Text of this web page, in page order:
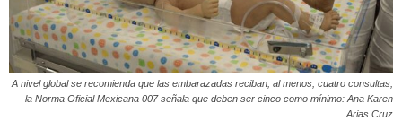
A nivel global se recomienda que las embarazadas reciban, al menos, cuatro consultas;
la Norma Oficial Mexicana 007 señala que deben ser cinco como mínimo: Ana Karen
Arias Cruz